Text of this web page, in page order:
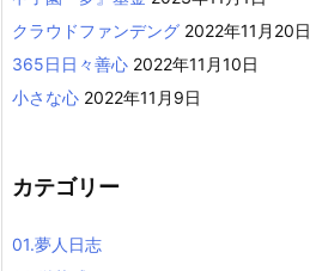
クラウドファンデング 2022年11月20日
365日日々善心 2022年11月10日
小さな心 2022年11月9日
カテゴリー
01.夢人日志